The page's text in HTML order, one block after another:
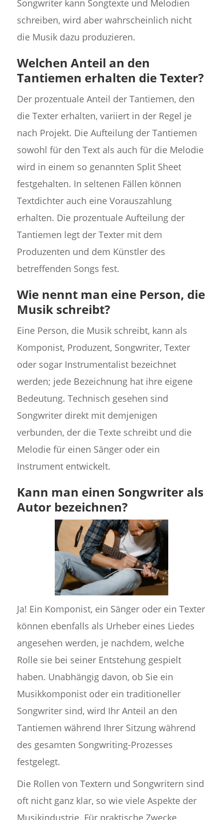
Songwriter kann Songtexte und Melodien
schreiben, wird aber wahrscheinlich nicht
die Musik dazu produzieren.
Welchen Anteil an den
Tantiemen erhalten die Texter?
Der prozentuale Anteil der Tantiemen, den
die Texter erhalten, variiert in der Regel je
nach Projekt. Die Aufteilung der Tantiemen
sowohl für den Text als auch für die Melodie
wird in einem so genannten Split Sheet
festgehalten. In seltenen Fällen können
Textdichter auch eine Vorauszahlung
erhalten. Die prozentuale Aufteilung der
Tantiemen legt der Texter mit dem
Produzenten und dem Künstler des
betreffenden Songs fest.
Wie nennt man eine Person, die
Musik schreibt?
Eine Person, die Musik schreibt, kann als
Komponist, Produzent, Songwriter, Texter
oder sogar Instrumentalist bezeichnet
werden; jede Bezeichnung hat ihre eigene
Bedeutung. Technisch gesehen sind
Songwriter direkt mit demjenigen
verbunden, der die Texte schreibt und die
Melodie für einen Sänger oder ein
Instrument entwickelt.
Kann man einen Songwriter als
Autor bezeichnen?
Ja! Ein Komponist, ein Sänger oder ein Texter
können ebenfalls als Urheber eines Liedes
angesehen werden, je nachdem, welche
Rolle sie bei seiner Entstehung gespielt
haben. Unabhängig davon, ob Sie ein
Musikkomponist oder ein traditioneller
Songwriter sind, wird Ihr Anteil an den
Tantiemen während Ihrer Sitzung während
des gesamten Songwriting-Prozesses
festgelegt.
Die Rollen von Textern und Songwritern sind
oft nicht ganz klar, so wie viele Aspekte der
Musikindustrie. Für praktische Zwecke